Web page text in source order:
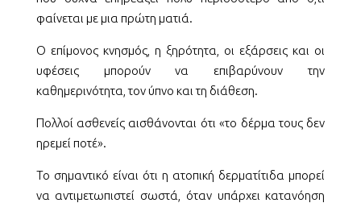
φαίνεται με μια πρώτη ματιά.
Ο επίμονος κνησμός, η ξηρότητα, οι εξάρσεις και οι
υφέσεις μπορούν να επιβαρύνουν την
καθημερινότητα, τον ύπνο και τη διάθεση.
Πολλοί ασθενείς αισθάνονται ότι «το δέρμα τους δεν
ηρεμεί ποτέ».
Το σημαντικό είναι ότι η ατοπική δερματίτιδα μπορεί
να αντιμετωπιστεί σωστά, όταν υπάρχει κατανόηση